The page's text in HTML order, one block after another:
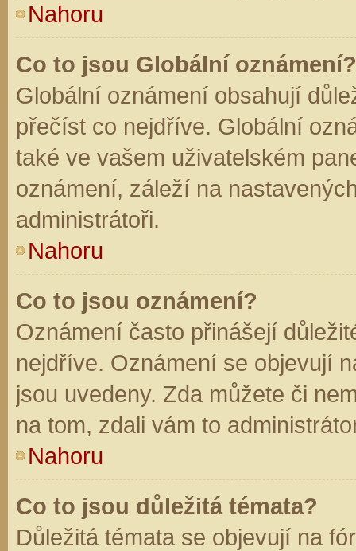
Nahoru
Co to jsou Globální oznámení?
Globální oznámení obsahují
přečíst co nejdříve. Globální
také ve vašem uživatelském
oznámení, záleží na
administrátoři.
Nahoru
Co to jsou oznámení?
Oznámení často přinášejí
nejdříve. Oznámení se objevují
jsou uvedeny. Zda můžete či
na tom, zdali vám to
Nahoru
Co to jsou důležitá témata?
Důležitá témata se objevují na